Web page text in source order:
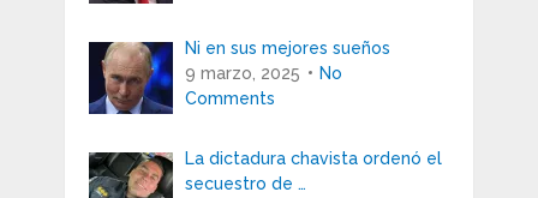
Ni en sus mejores sueños
9 marzo, 2025
No
Comments
La dictadura chavista ordenó el
secuestro de …